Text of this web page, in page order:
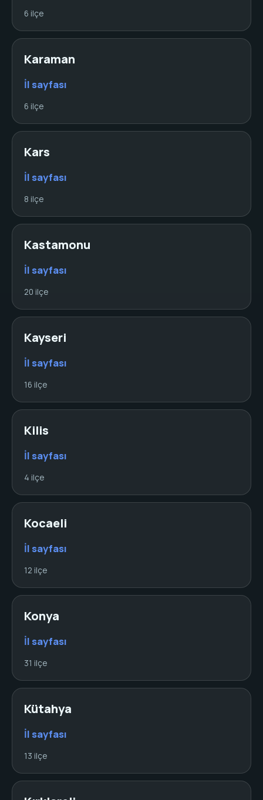
6 ilçe
Karaman
İl sayfası
6 ilçe
Kars
İl sayfası
8 ilçe
Kastamonu
İl sayfası
20 ilçe
Kayseri
İl sayfası
16 ilçe
Kilis
İl sayfası
4 ilçe
Kocaeli
İl sayfası
12 ilçe
Konya
İl sayfası
31 ilçe
Kütahya
İl sayfası
13 ilçe